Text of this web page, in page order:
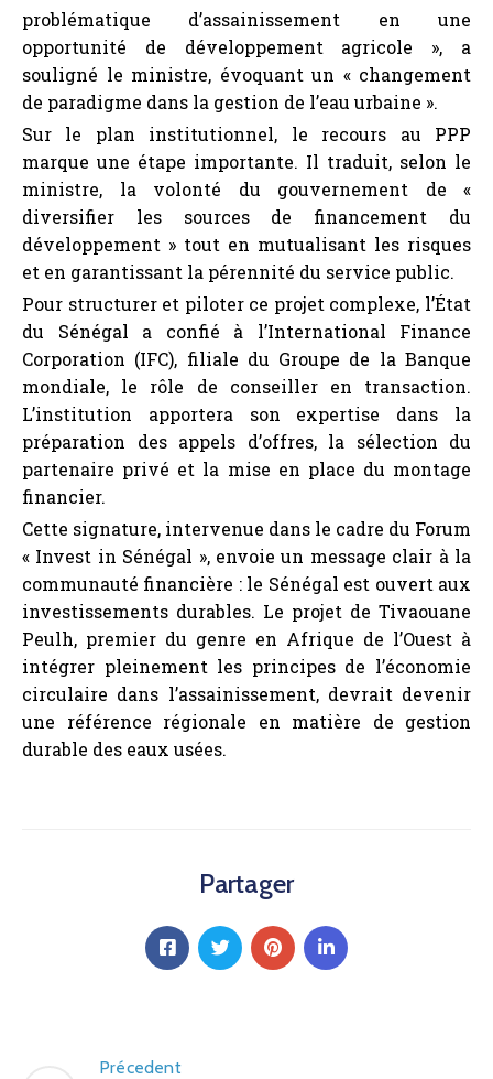
problématique d’assainissement en une
opportunité de développement agricole », a
souligné le ministre, évoquant un « changement
de paradigme dans la gestion de l’eau urbaine ».
Sur le plan institutionnel, le recours au PPP
marque une étape importante. Il traduit, selon le
ministre, la volonté du gouvernement de «
diversifier les sources de financement du
développement » tout en mutualisant les risques
et en garantissant la pérennité du service public.
Pour structurer et piloter ce projet complexe, l’État
du Sénégal a confié à l’International Finance
Corporation (IFC), filiale du Groupe de la Banque
mondiale, le rôle de conseiller en transaction.
L’institution apportera son expertise dans la
préparation des appels d’offres, la sélection du
partenaire privé et la mise en place du montage
financier.
Cette signature, intervenue dans le cadre du Forum
« Invest in Sénégal », envoie un message clair à la
communauté financière : le Sénégal est ouvert aux
investissements durables. Le projet de Tivaouane
Peulh, premier du genre en Afrique de l’Ouest à
intégrer pleinement les principes de l’économie
circulaire dans l’assainissement, devrait devenir
une référence régionale en matière de gestion
durable des eaux usées.
Partager
Précedent